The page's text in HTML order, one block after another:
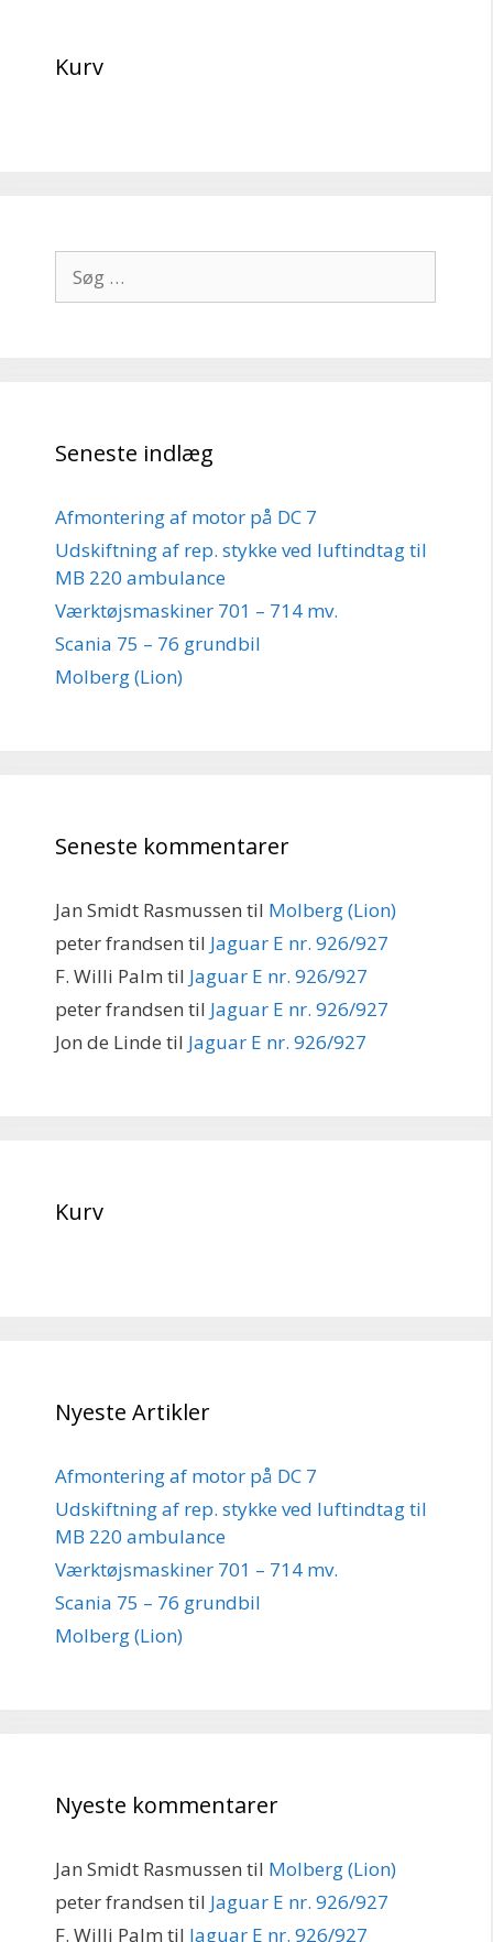
Kurv
efter:
Seneste indlæg
Afmontering af motor på DC 7
Udskiftning af rep. stykke ved luftindtag til
MB 220 ambulance
Værktøjsmaskiner 701 – 714 mv.
Scania 75 – 76 grundbil
Molberg (Lion)
Seneste kommentarer
Jan Smidt Rasmussen til Molberg (Lion)
peter frandsen til Jaguar E nr. 926/927
F. Willi Palm til Jaguar E nr. 926/927
peter frandsen til Jaguar E nr. 926/927
Jon de Linde til Jaguar E nr. 926/927
Kurv
Nyeste Artikler
Afmontering af motor på DC 7
Udskiftning af rep. stykke ved luftindtag til
MB 220 ambulance
Værktøjsmaskiner 701 – 714 mv.
Scania 75 – 76 grundbil
Molberg (Lion)
Nyeste kommentarer
Jan Smidt Rasmussen til Molberg (Lion)
peter frandsen til Jaguar E nr. 926/927
F. Willi Palm til Jaguar E nr. 926/927